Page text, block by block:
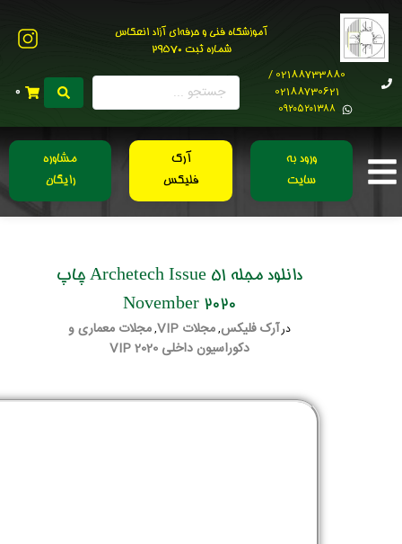
آموزشگاه فنی و حرفه‌ای آزاد انعکاس
شماره ثبت 29570
02188733880 /
02188730621
0۹۲۰۵۲۰۱۳۸۸
0
ورود به
سایت
آرک
فلیکس
مشاوره
رایگان
دانلود مجله Archetech Issue 51 چاپ
November 2020
درآرک فلیکس,مجلات VIP ,مجلات معماری و
دکوراسیون داخلی 2020 VIP